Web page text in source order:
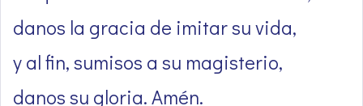
danos la gracia de imitar su vida,
y al fin, sumisos a su magisterio,
danos su gloria. Amén.